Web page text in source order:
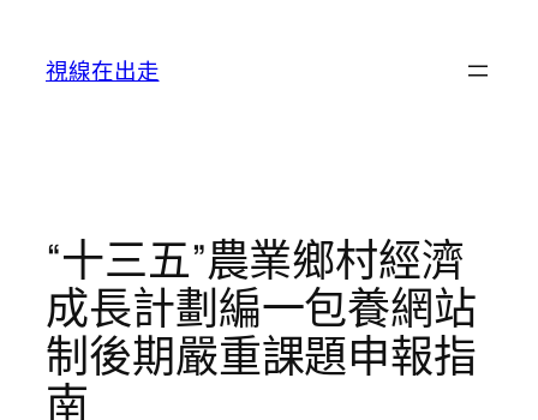
視線在出走
“十三五”農業鄉村經濟
成長計劃編一包養網站
制後期嚴重課題申報指
南